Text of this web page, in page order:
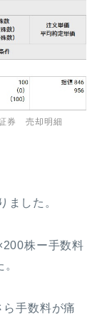
券 売却明細
ました。
株ー手数料
手数料が痛